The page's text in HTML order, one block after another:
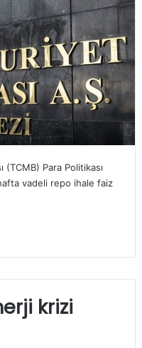
Para Politikası
vadeli repo ihale faiz
krizi